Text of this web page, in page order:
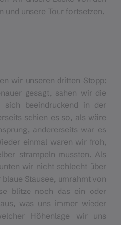
und unsere Tour fortsetzen.
wir unseren dritten Stopp:
gesagt, sahen wir die
sich beeindruckend in der
schien es so, als wäre
andererseits war es
einmal waren wir froh,
strampeln mussten. Als
wir nicht schlecht über
Stausee, umrahmt von
blitze noch das ein oder
was uns immer wieder
Höhenlage wir uns